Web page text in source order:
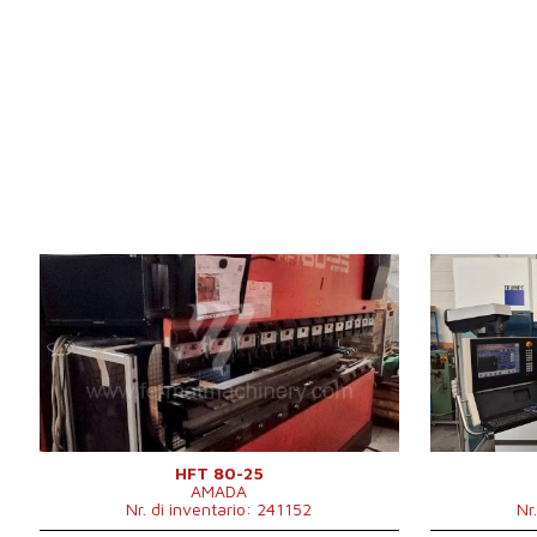
Anno di fabbricazione:
2001
Sistema di controllo
Forza di pressione
80 t
Lunghezza di frenata
2620 mm
Numero di supporti trasversali
4
Movimento di compensazione inferiore
Corsa del maglio
200 mm
Peso della macchina
5750 kg
HFT 80-25
AMADA
Nr. di inventario: 241152
Anno di
Sistema di
Forza di
Lunghezza di
Numero di
Movimento
inferiore
Tipo di
pressa
Peso della
Dimensioni